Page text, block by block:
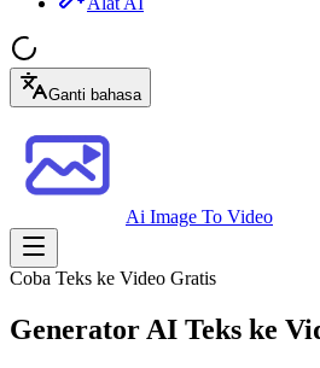
Ganti bahasa
Ai Image To Video
Coba Teks ke Video Gratis
Generator AI Teks ke